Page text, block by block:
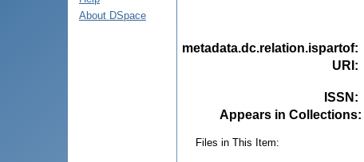
About DSpace
metadata.dc.relation.ispartof:
URI :
ISSN :
Appears in Collections:
Files in This Item: